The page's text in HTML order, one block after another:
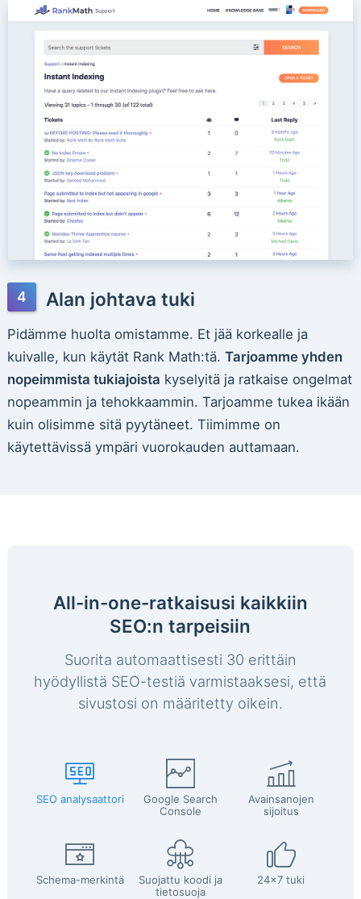
Alan johtava tuki
Pidämme huolta omistamme. Et jää korkealle ja
kuivalle, kun käytät Rank Math:tä. Tarjoamme yhden
nopeimmista tukiajoista kyselyitä ja ratkaise ongelmat
nopeammin ja tehokkaammin. Tarjoamme tukea ikään
kuin olisimme sitä pyytäneet. Tiimimme on
käytettävissä ympäri vuorokauden auttamaan.
All-in-one-ratkaisusi kaikkiin
SEO:n tarpeisiin
Suorita automaattisesti 30 erittäin
hyödyllistä SEO-testiä varmistaaksesi, että
sivustosi on määritetty oikein.
SEO analysaattori
Google Search
Console
Avainsanojen
sijoitus
Schema-merkintä
Suojattu koodi ja
tietosuoja
24x7 tuki